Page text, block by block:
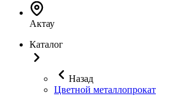
Актау
Каталог
Назад
Цветной металлопрокат